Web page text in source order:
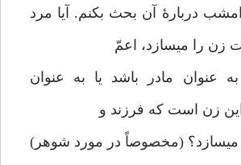
دربارۀ آن بحث بكنم. آيا مرد
را مي­سازد، اعمّ
عنوان مادر باشد يا به عنوان
زن است كه فرزند و
(مخصوصاً در مورد شوهر)